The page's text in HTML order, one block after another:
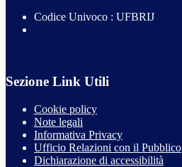
Codice Univoco : UFBRIJ
Sezione Link Utili
Cookie policy
Note legali
Informativa Privacy
Ufficio Relazioni con il Pubblico
Dichiarazione di accessibilità